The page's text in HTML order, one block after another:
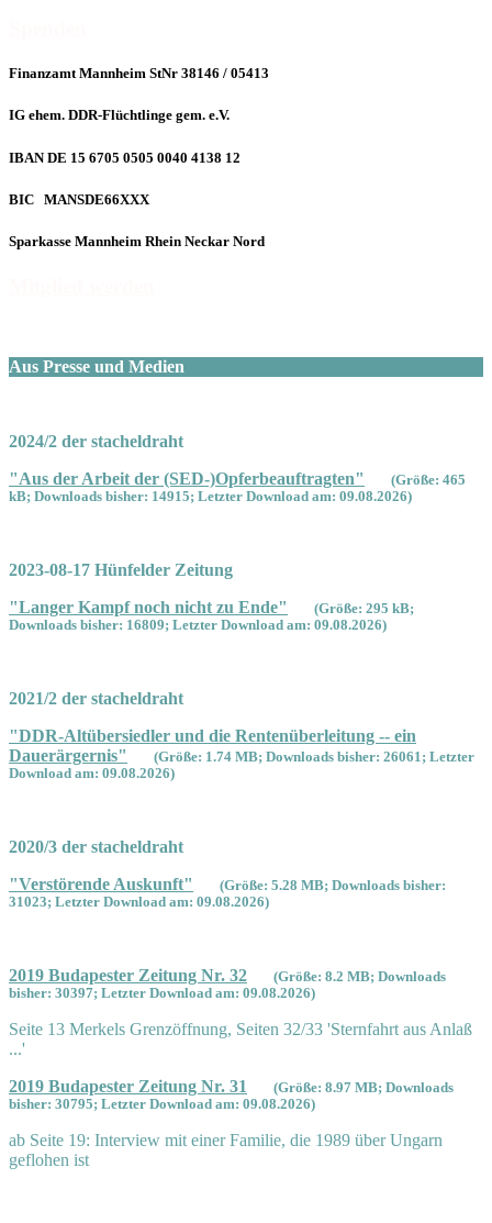
Finanzamt Mannheim StNr 38146 / 05413
IG ehem. DDR-Flüchtlinge gem. e.V.
IBAN DE 15 6705 0505 0040 4138 12
BIC MANSDE66XXX
Sparkasse Mannheim Rhein Neckar Nord
Aus Presse und Medien
2024/2 der stacheldraht
"Aus der Arbeit der (SED-)Opferbeauftragten"
(Größe: 465
kB; Downloads bisher: 14915; Letzter Download am: 09.08.2026)
2023-08-17 Hünfelder Zeitung
"Langer Kampf noch nicht zu Ende"
(Größe: 295 kB;
Downloads bisher: 16809; Letzter Download am: 09.08.2026)
2021/2 der stacheldraht
"DDR-Altübersiedler und die Rentenüberleitung -- ein
Dauerärgernis"
(Größe: 1.74 MB; Downloads bisher: 26061; Letzter
Download am: 09.08.2026)
2020/3 der stacheldraht
"Verstörende Auskunft"
(Größe: 5.28 MB; Downloads bisher:
31023; Letzter Download am: 09.08.2026)
2019 Budapester Zeitung Nr. 32
(Größe: 8.2 MB; Downloads
bisher: 30397; Letzter Download am: 09.08.2026)
Seite 13 Merkels Grenzöffnung, Seiten 32/33 'Sternfahrt aus Anlaß
...'
2019 Budapester Zeitung Nr. 31
(Größe: 8.97 MB; Downloads
bisher: 30795; Letzter Download am: 09.08.2026)
ab Seite 19: Interview mit einer Familie, die 1989 über Ungarn
geflohen ist